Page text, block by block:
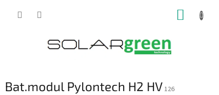
Bat.modul Pylontech H2 HV126